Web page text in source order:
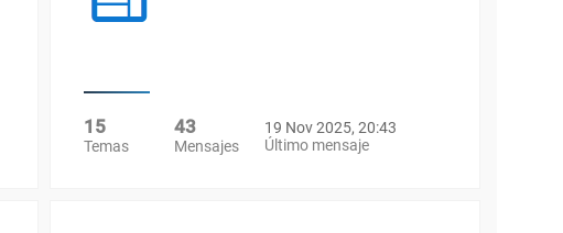
15
Temas
43
Mensajes
19 Nov 2025, 20:43
Último mensaje